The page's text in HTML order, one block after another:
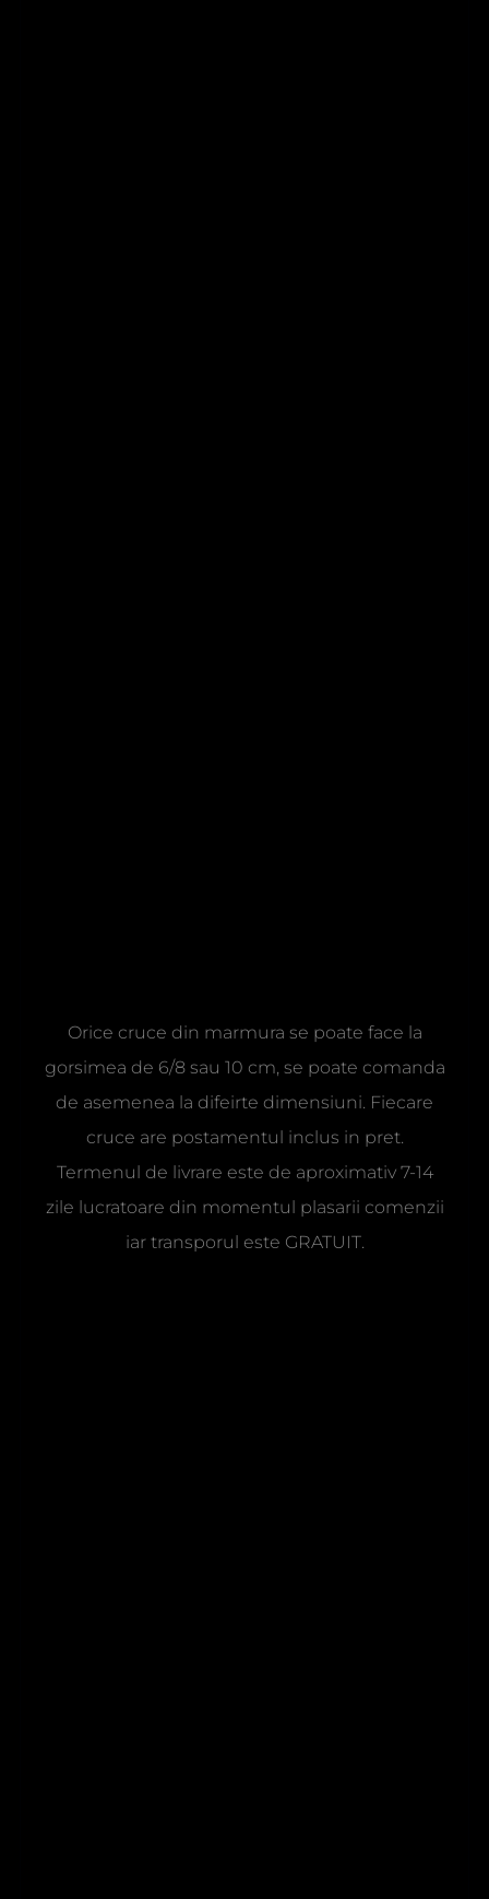
Orice cruce din marmura se poate face la
gorsimea de 6/8 sau 10 cm, se poate comanda
de asemenea la difeirte dimensiuni. Fiecare
cruce are postamentul inclus in pret.
Termenul de livrare este de aproximativ 7-14
zile lucratoare din momentul plasarii comenzii
iar transporul este GRATUIT.